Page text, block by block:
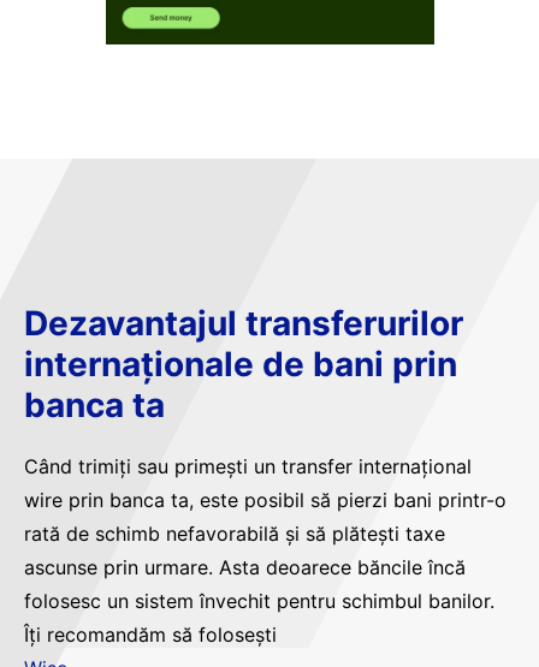
Dezavantajul transferurilor
internaționale de bani prin
banca ta
Când trimiți sau primești un transfer internațional
wire prin banca ta, este posibil să pierzi bani printr-o
rată de schimb nefavorabilă și să plătești taxe
ascunse prin urmare. Asta deoarece băncile încă
folosesc un sistem învechit pentru schimbul banilor.
Îți recomandăm să folosești